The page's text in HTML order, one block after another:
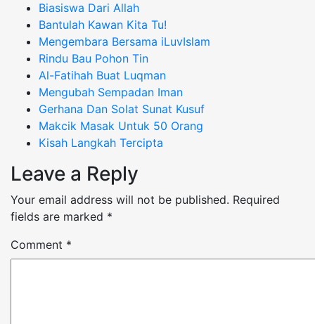
Biasiswa Dari Allah
Bantulah Kawan Kita Tu!
Mengembara Bersama iLuvIslam
Rindu Bau Pohon Tin
Al-Fatihah Buat Luqman
Mengubah Sempadan Iman
Gerhana Dan Solat Sunat Kusuf
Makcik Masak Untuk 50 Orang
Kisah Langkah Tercipta
Leave a Reply
Your email address will not be published. Required
fields are marked *
Comment *